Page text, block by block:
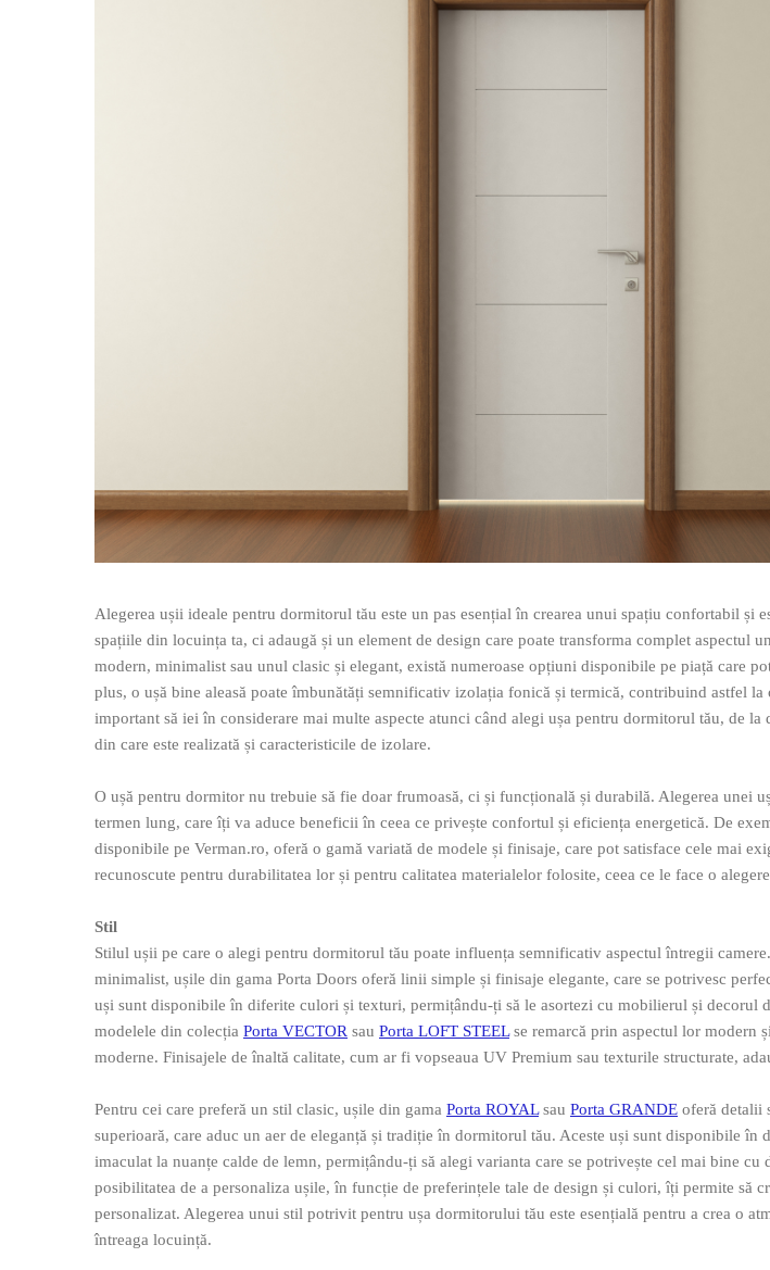
Evolution 12 mm
Exquisit 8 mm
Robusto 12 mm
Alegerea ușii ideale pentru dormitorul tău este un pas esențial în crearea unui spațiu confortabil și
spațiile din locuința ta, ci adaugă și un element de design care poate transforma complet aspectul
modern, minimalist sau unul clasic și elegant, există numeroase opțiuni disponibile pe piață care
plus, o ușă bine aleasă poate îmbunătăți semnificativ izolația fonică și termică, contribuind astfel
important să iei în considerare mai multe aspecte atunci când alegi ușa pentru dormitorul tău, de
din care este realizată și caracteristicile de izolare.
O ușă pentru dormitor nu trebuie să fie doar frumoasă, ci și funcțională și durabilă. Alegerea unei
termen lung, care îți va aduce beneficii în ceea ce privește confortul și eficiența energetică. De
disponibile pe Verman.ro, oferă o gamă variată de modele și finisaje, care pot satisface cele mai
recunoscute pentru durabilitatea lor și pentru calitatea materialelor folosite, ceea ce le face o
Stil
Stilul ușii pe care o alegi pentru dormitorul tău poate influența semnificativ aspectul întregii
minimalist, ușile din gama Porta Doors oferă linii simple și finisaje elegante, care se potrivesc
uși sunt disponibile în diferite culori și texturi, permițându-ți să le asortezi cu mobilierul și decorul
modelele din colecția Porta VECTOR sau Porta LOFT STEELse remarcă prin aspectul lor modern
moderne. Finisajele de înaltă calitate, cum ar fi vopseaua UV Premium sau texturile structurate,
Pentru cei care preferă un stil clasic, ușile din gama Porta ROYALsau Porta GRANDE oferă detalii
superioară, care aduc un aer de eleganță și tradiție în dormitorul tău. Aceste uși sunt disponibile în
imaculat la nuanțe calde de lemn, permițându-ți să alegi varianta care se potrivește cel mai bine cu
posibilitatea de a personaliza ușile, în funcție de preferințele tale de design și culori, îți permite să
personalizat. Alegerea unui stil potrivit pentru ușa dormitorului tău este esențială pentru a crea o
întreaga locuință.